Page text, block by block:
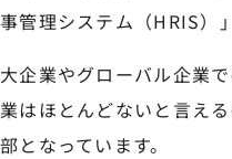
事管理システム（HRIS）
大企業やグローバル企業
業はほとんどないと言え
部となっています。